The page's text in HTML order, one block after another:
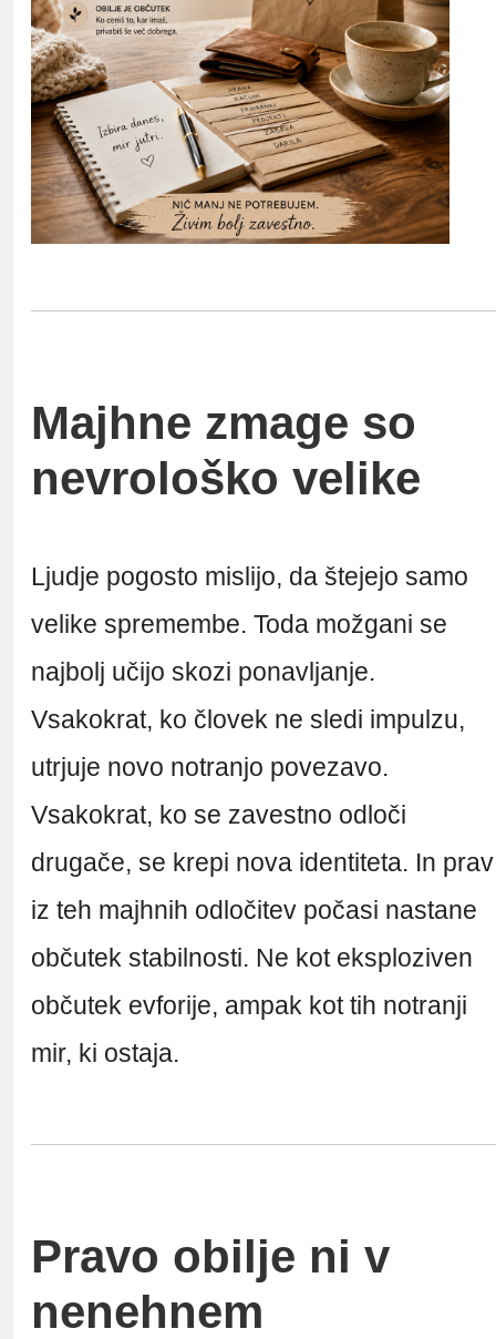
Majhne zmage so
nevrološko velike
Ljudje pogosto mislijo, da štejejo samo
velike spremembe. Toda možgani se
najbolj učijo skozi ponavljanje.
Vsakokrat, ko človek ne sledi impulzu,
utrjuje novo notranjo povezavo.
Vsakokrat, ko se zavestno odloči
drugače, se krepi nova identiteta. In prav
iz teh majhnih odločitev počasi nastane
občutek stabilnosti. Ne kot eksploziven
občutek evforije, ampak kot tih notranji
mir, ki ostaja.
Pravo obilje ni v
nenehnem